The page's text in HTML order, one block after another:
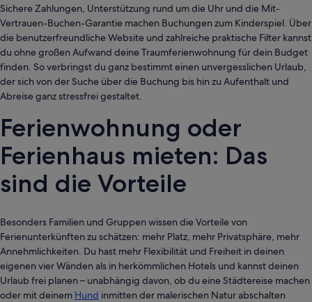
Sichere Zahlungen, Unterstützung rund um die Uhr und die Mit-
Vertrauen-Buchen-Garantie machen Buchungen zum Kinderspiel. Über
die benutzerfreundliche Website und zahlreiche praktische Filter kannst
du ohne großen Aufwand deine Traumferienwohnung für dein Budget
finden. So verbringst du ganz bestimmt einen unvergesslichen Urlaub,
der sich von der Suche über die Buchung bis hin zu Aufenthalt und
Abreise ganz stressfrei gestaltet.
Ferienwohnung oder
Ferienhaus mieten: Das
sind die Vorteile
Besonders Familien und Gruppen wissen die Vorteile von
Ferienunterkünften zu schätzen: mehr Platz, mehr Privatsphäre, mehr
Annehmlichkeiten. Du hast mehr Flexibilität und Freiheit in deinen
eigenen vier Wänden als in herkömmlichen Hotels und kannst deinen
Urlaub frei planen – unabhängig davon, ob du eine Städtereise machen
oder mit deinem Hund inmitten der malerischen Natur abschalten